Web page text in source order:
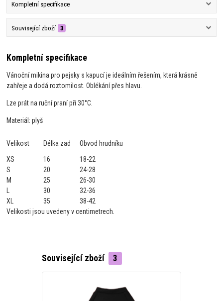
Kompletní specifikace
Související zboží 3
Kompletní specifikace
Vánoční mikina pro pejsky s kapucí je ideálním řešením, která krásně
zahřeje a dodá roztomilost. Oblékání přes hlavu.
Lze prát na ruční praní při 30°C.
Materiál: plyš
Velikost Délka zad
Obvod hrudníku
XS
16
18-22
S
20
24-28
M
25
26-30
30
32-36
XL
35
38-42
Velikosti jsou uvedeny v centimetrech.
Související zboží 3